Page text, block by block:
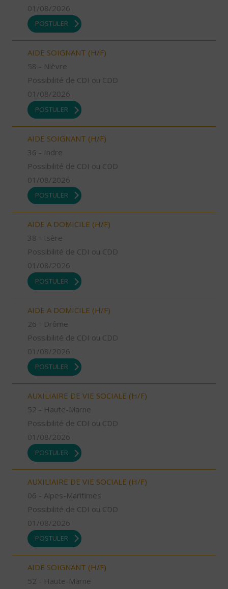
01/08/2026
POSTULER
AIDE SOIGNANT (H/F)
58 - Nièvre
Possibilité de CDI ou CDD
01/08/2026
POSTULER
AIDE SOIGNANT (H/F)
36 - Indre
Possibilité de CDI ou CDD
01/08/2026
POSTULER
AIDE A DOMICILE (H/F)
38 - Isère
Possibilité de CDI ou CDD
01/08/2026
POSTULER
AIDE A DOMICILE (H/F)
26 - Drôme
Possibilité de CDI ou CDD
01/08/2026
POSTULER
AUXILIAIRE DE VIE SOCIALE (H/F)
52 - Haute-Marne
Possibilité de CDI ou CDD
01/08/2026
POSTULER
AUXILIAIRE DE VIE SOCIALE (H/F)
06 - Alpes-Maritimes
Possibilité de CDI ou CDD
01/08/2026
POSTULER
AIDE SOIGNANT (H/F)
52 - Haute-Marne